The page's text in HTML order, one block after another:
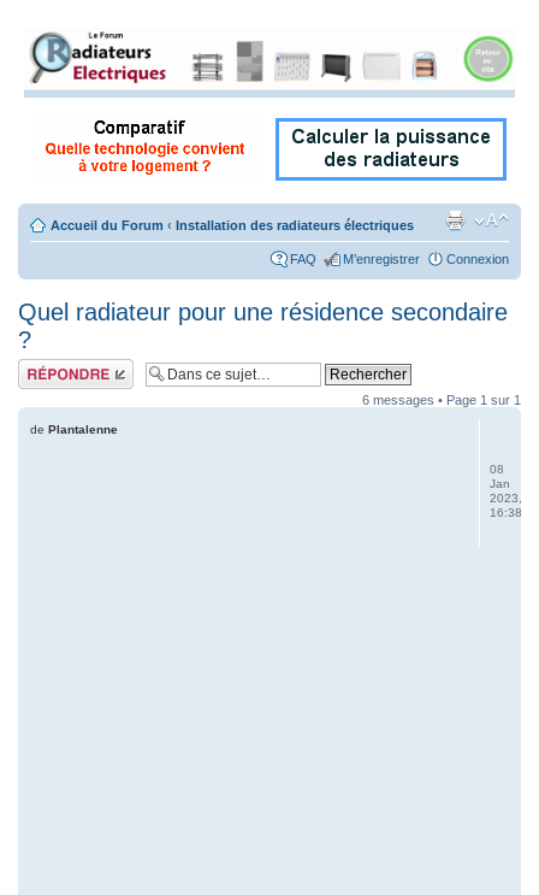
Accueil du Forum ‹ Installation des radiateurs électriques
FAQ M’enregistrer Connexion
Quel radiateur pour une résidence secondaire
?
Répondre
6 messages • Page 1 sur 1
de Plantalenne
08
Jan
2023,
16:38